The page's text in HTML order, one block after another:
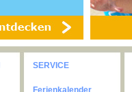
SERVICE
Ferienkalender